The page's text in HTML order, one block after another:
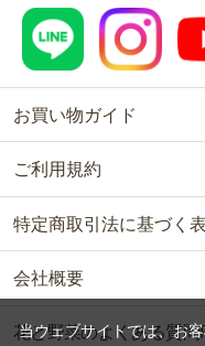
お買い物ガイド
ご利用規約
特定商取引法に基づく
会社概要
花と野菜のよくある質問
当ウェブサイトでは、お